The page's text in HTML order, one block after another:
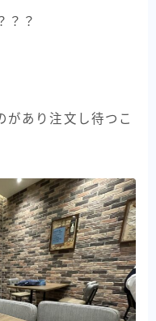
？？
があり注文し待つこ